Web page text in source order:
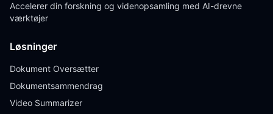
Accelerer din forskning og videnopsamling med AI-drevne
værktøjer
Løsninger
Dokument Oversætter
Dokumentsammendrag
Video Summarizer